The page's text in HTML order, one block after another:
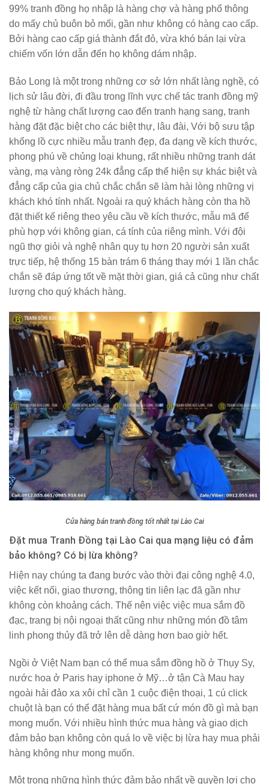
99% tranh đồng họ nhập là hàng chợ và hàng phổ thông
do mấy chủ buôn bỏ mối, gần như không có hàng cao cấp.
Bởi hàng cao cấp giá thành đắt đỏ, vừa khó bán lại vừa
chiếm vốn lớn dẫn đến họ không dám nhập.
Bảo Long là một trong những cơ sở lớn nhất làng nghề, có
lịch sử lâu đời, đi đầu trong lĩnh vực chế tác tranh đồng mỹ
nghệ từ hàng chất lượng cao đến tranh hạng sang, tranh
hàng đặt đặc biệt cho các biệt thự, lâu đài, Với bộ sưu tập
khổng lồ cực nhiều mẫu tranh đẹp, đa dạng về kích thước,
phong phú về chủng loại khung, rất nhiều những tranh dát
vàng, mạ vàng ròng 24k đẳng cấp thể hiện sự khác biệt và
đẳng cấp của gia chủ chắc chắn sẽ làm hài lòng những vị
khách khó tính nhất. Ngoài ra quý khách hàng còn tha hồ
đặt thiết kế riêng theo yêu cầu về kích thước, mẫu mã để
phù hợp với không gian, cá tính của riêng mình. Với đội
ngũ thợ giỏi và nghệ nhân quy tụ hơn 20 người sản xuất
trực tiếp, hệ thống 15 bàn trám 6 tháng thay mới 1 lần chắc
chắn sẽ đáp ứng tốt về mặt thời gian, giá cả cũng như chất
lượng cho quý khách hàng.
Cửa hàng bán tranh đồng tốt nhất tại Lào Cai
Đặt mua Tranh Đồng tại Lào Cai qua mạng liệu có đảm
bảo không? Có bị lừa không?
Hiện nay chúng ta đang bước vào thời đại công nghệ 4.0,
việc kết nối, giao thương, thông tin liên lạc đã gần như
không còn khoảng cách. Thế nên việc việc mua sắm đồ
đạc, trang bị nội ngoại thất cũng như những món đồ tâm
linh phong thủy đã trở lên dễ dàng hơn bao giờ hết.
Ngồi ở Việt Nam bạn có thể mua sắm đồng hồ ở Thụy Sy,
nước hoa ở Paris hay iphone ở Mỹ…ở tận Cà Mau hay
ngoài hải đảo xa xôi chỉ cần 1 cuộc điện thoại, 1 cú click
chuột là bạn có thể đặt hàng mua bất cứ món đồ gì mà bạn
mong muốn. Với nhiều hình thức mua hàng và giao dịch
đảm bảo bạn không còn quá lo về việc bị lừa hay mua phải
hàng không như mong muốn.
Một trong những hình thức đảm bảo nhất về quyền lợi cho